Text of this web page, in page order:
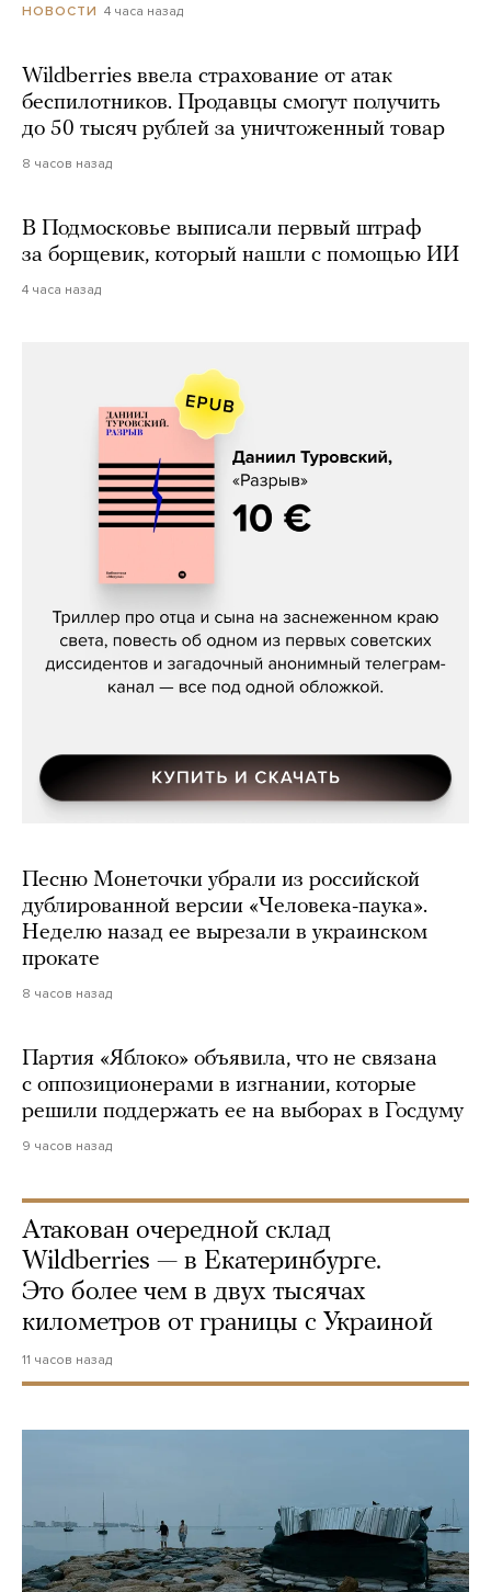
НОВОСТИ 4 часа назад
Wildberries ввела страхование от атак
беспилотников. Продавцы смогут получить
до 50 тысяч рублей за уничтоженный товар
8 часов назад
В Подмосковье выписали первый штраф
за борщевик, который нашли с помощью ИИ
4 часа назад
Даниил Туровский, «Разрыв»
Песню Монеточки убрали из российской
дублированной версии «Человека-паука».
Неделю назад ее вырезали в украинском
прокате
8 часов назад
Партия «Яблоко» объявила, что не связана
с оппозиционерами в изгнании, которые
решили поддержать ее на выборах в Госдуму
9 часов назад
Атакован очередной склад
Wildberries — в Екатеринбурге.
Это более чем в двух тысячах
километров от границы с Украиной
11 часов назад